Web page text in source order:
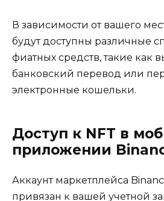
В зависимости от вашего
будут доступны различные
фиатных средств, такие как
банковский перевод или
электронные кошельки.
Доступ к NFT в
приложении
Аккаунт маркетплейса
привязан к вашей учетной